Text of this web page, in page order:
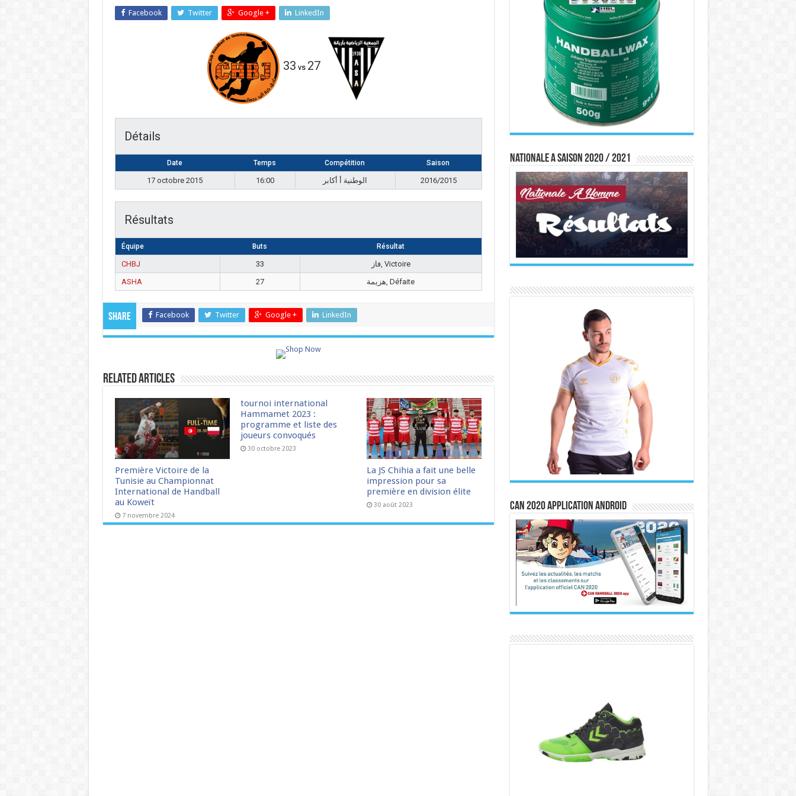
Facebook Twitter Google + LinkedIn
33 vs 27
Détails
Date Temps Compétition Saison
17 octobre 2015 16:00 الوطنية أ أكابر 2016/2015
Résultats
Équipe Buts Résultat
CHBJ 33
فاز, Victoire
ASHA
27 هزيمة, Défaite
Share Facebook Twitter Google + LinkedIn
Related Articles
Première Victoire de la
Tunisie au Championnat
International de Handball
au Koweït
7 novembre 2024
tournoi international
Hammamet 2023 :
programme et liste des
joueurs convoqués
30 octobre 2023
La JS Chihia a fait une belle
impression pour sa
première en division élite
30 août 2023
Nationale A saison 2020 / 2021
CAN 2020 Application Android